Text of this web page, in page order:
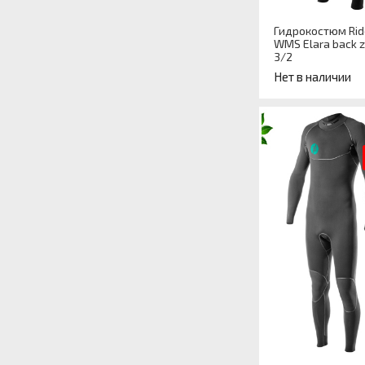
Гидрокостюм
WMS Elara back
3/2
Нет в наличии
Артикул
Назначение
гидрокостюма